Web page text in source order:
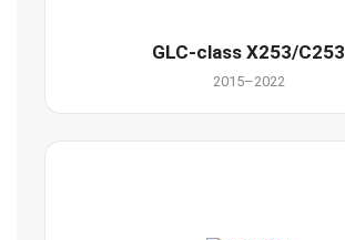
GLC-class X253/C253
2015–2022